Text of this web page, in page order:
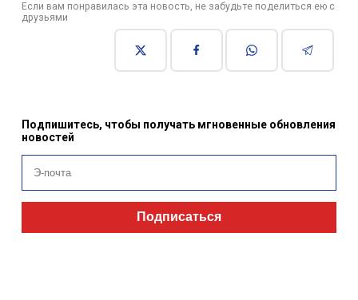
Если вам понравилась эта новость, не забудьте поделиться ею с
друзьями
Подпишитесь, чтобы получать мгновенные обновления
новостей
Подписаться